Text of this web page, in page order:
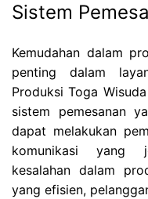
Sistem
Kemudahan dalam
penting dalam
Produksi Toga
sistem pemesanan
dapat melakukan
komunikasi yang
kesalahan dalam
yang efisien,